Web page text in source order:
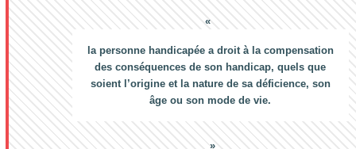
la personne handicapée a droit à la compensation
des conséquences de son handicap, quels que
soient l’origine et la nature de sa déficience, son
âge ou son mode de vie.